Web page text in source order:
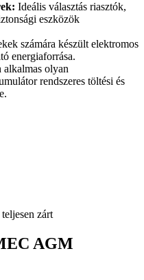
Ideális választás riasztók,
eszközök
számára készült elektromos
energiaforrása.
olyan
rendszeres töltési és
zárt
AGM